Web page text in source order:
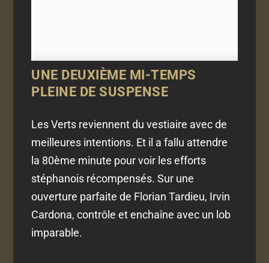
UNE DEUXIÈME MI-TEMPS
PLEINE DE SUSPENSE
Les Verts reviennent du vestiaire avec de
meilleures intentions. Et il a fallu attendre
la 80ème minute pour voir les efforts
stéphanois récompensés. Sur une
ouverture parfaite de Florian Tardieu, Irvin
Cardona, contrôle et enchaîne avec un lob
imparable.